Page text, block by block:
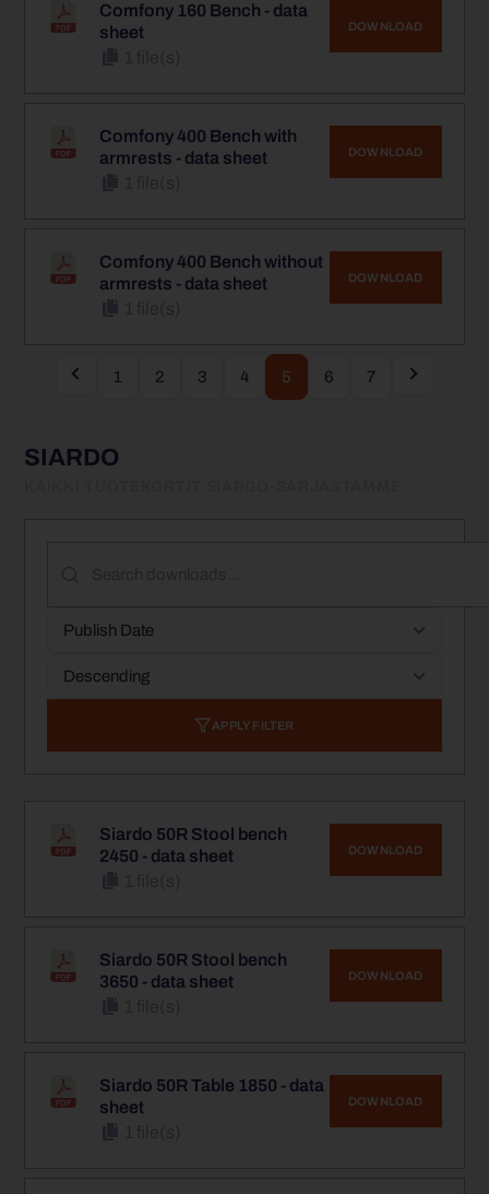
Comfony 160 Bench - data
sheet
DOWNLOAD
Comfony 400 Bench with
armrests - data sheet
DOWNLOAD
Comfony 400 Bench without
armrests - data sheet
DOWNLOAD
1 2 3 4 5 6 7
SIARDO
APPLY FILTER
Siardo 50R Stool bench
2450 - data sheet
DOWNLOAD
Siardo 50R Stool bench
3650 - data sheet
DOWNLOAD
Siardo 50R Table 1850 - data
sheet
DOWNLOAD